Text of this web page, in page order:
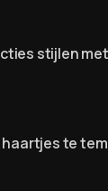
stijlen
te